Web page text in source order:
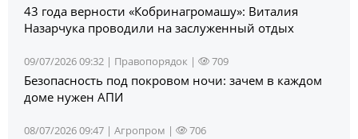
43 года верности «Кобринагромашу»: Виталия
Назарчука проводили на заслуженный отдых
09/07/2026 09:32 | Правопорядок | 709
Безопасность под покровом ночи: зачем в каждом
доме нужен АПИ
08/07/2026 09:47 | Агропром | 706